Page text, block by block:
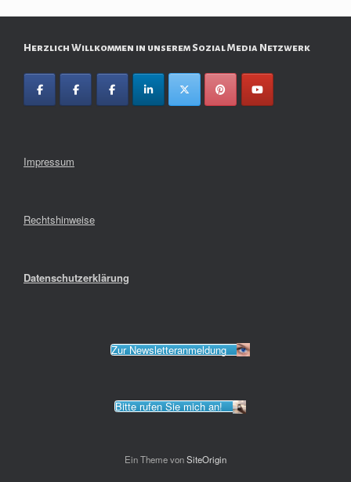
Herzlich Willkommen in unserem Sozial Media Netzwerk
Impressum
Rechtshinweise
Datenschutzerklärung
Zur Newsletteranmeldung
Bitte rufen Sie mich an!
Ein Theme vonSiteOrigin